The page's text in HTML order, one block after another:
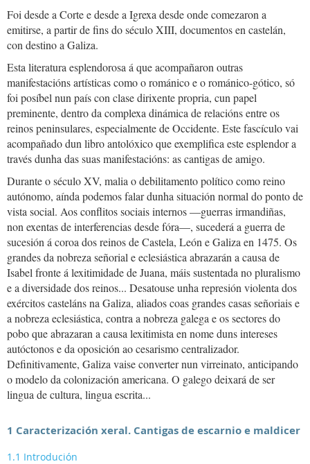
Foi desde a Corte e desde a Igrexa desde onde comezaron a
emitirse, a partir de fins do século XIII, documentos en castelán,
con destino a Galiza.
Esta literatura esplendorosa á que acompañaron outras
manifestacións artísticas como o románico e o románico-gótico, só
foi posíbel nun país con clase dirixente propria, cun papel
preminente, dentro da complexa dinámica de relacións entre os
reinos peninsulares, especialmente de Occidente. Este fascículo vai
acompañado dun libro antolóxico que exemplifica este esplendor a
través dunha das suas manifestacións: as cantigas de amigo.
Durante o século XV, malia o debilitamento político como reino
autónomo, aínda podemos falar dunha situación normal do ponto de
vista social. Aos conflitos sociais internos —guerras irmandiñas,
non exentas de interferencias desde fóra—, sucederá a guerra de
sucesión á coroa dos reinos de Castela, León e Galiza en 1475. Os
grandes da nobreza señorial e eclesiástica abrazarán a causa de
Isabel fronte á lexitimidade de Juana, máis sustentada no pluralismo
e a diversidade dos reinos... Desatouse unha represión violenta dos
exércitos casteláns na Galiza, aliados coas grandes casas señoriais e
a nobreza eclesiástica, contra a nobreza galega e os sectores do
pobo que abrazaran a causa lexitimista en nome duns intereses
autóctonos e da oposición ao cesarismo centralizador.
Definitivamente, Galiza vaise converter nun virreinato, anticipando
o modelo da colonización americana. O galego deixará de ser
lingua de cultura, lingua escrita...
1 Caracterización xeral. Cantigas de escarnio e maldicer
1.1 Introdución